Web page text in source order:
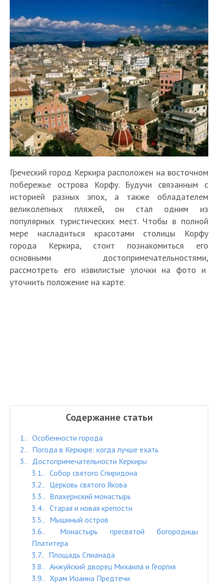
Греческий город Керкира расположен на восточном
побережье острова Корфу. Будучи связанным с
историей разных эпох, а также обладателем
великолепных пляжей, он стал одним из
популярных туристических мест. Чтобы в полной
мере насладиться красотами столицы Корфу
города Керкира, стоит познакомиться его
основными достопримечательностями,
рассмотреть его извилистые улочки на фото и
уточнить положение на карте.
Содержание статьи
1.
Особенности города
2.
Погода в Керкире: когда лучше ехать
3.
Достопримечательности Керкиры
3.1.
Собор святого Спиридона
3.2.
Церковь святого Якова
3.3.
Влахернский монастырь
3.4.
Старая и новая крепости
3.5.
Мышиный остров
3.6.
Монастырь пресвятой богородицы
Платитера
3.7.
Площадь Спианада
3.8.
Анжуйский дворец Михаила и Георгия
3.9.
Храм Иоанна Предтечи